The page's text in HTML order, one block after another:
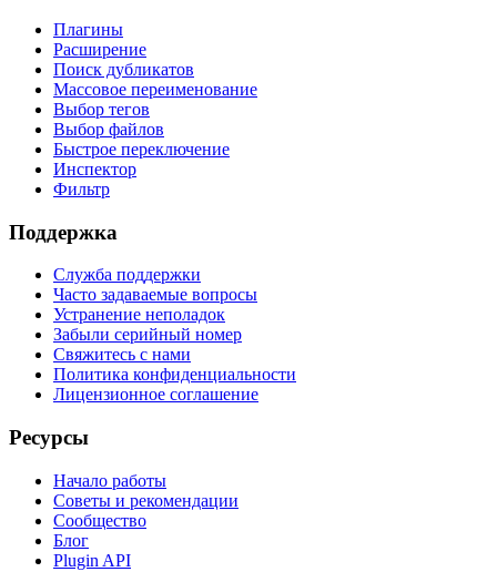
Плагины
Расширение
Поиск дубликатов
Массовое переименование
Выбор тегов
Выбор файлов
Быстрое переключение
Инспектор
Фильтр
Поддержка
Служба поддержки
Часто задаваемые вопросы
Устранение неполадок
Забыли серийный номер
Свяжитесь с нами
Политика конфиденциальности
Лицензионное соглашение
Ресурсы
Начало работы
Советы и рекомендации
Сообщество
Блог
Plugin API